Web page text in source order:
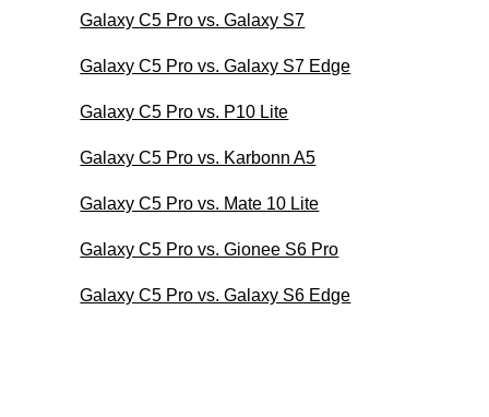
Galaxy C5 Pro vs. Galaxy S7
Galaxy C5 Pro vs. Galaxy S7 Edge
Galaxy C5 Pro vs. P10 Lite
Galaxy C5 Pro vs. Karbonn A5
Galaxy C5 Pro vs. Mate 10 Lite
Galaxy C5 Pro vs. Gionee S6 Pro
Galaxy C5 Pro vs. Galaxy S6 Edge